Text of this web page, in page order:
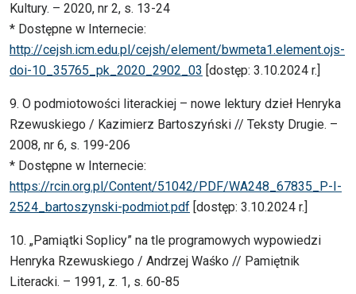
Kultury. – 2020, nr 2, s. 13-24
* Dostępne w Internecie:
http://cejsh.icm.edu.pl/cejsh/element/bwmeta1.element.ojs-
doi-10_35765_pk_2020_2902_03 [dostęp: 3.10.2024 r.]
9. O podmiotowości literackiej – nowe lektury dzieł Henryka
Rzewuskiego / Kazimierz Bartoszyński // Teksty Drugie. –
2008, nr 6, s. 199-206
* Dostępne w Internecie:
https://rcin.org.pl/Content/51042/PDF/WA248_67835_P-I-
2524_bartoszynski-podmiot.pdf [dostęp: 3.10.2024 r.]
10. „Pamiątki Soplicy” na tle programowych wypowiedzi
Henryka Rzewuskiego / Andrzej Waśko // Pamiętnik
Literacki. – 1991, z. 1, s. 60-85